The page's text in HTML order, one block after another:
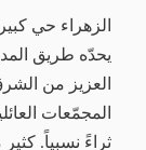
الزهراء حي
يحدّه طريق
العزيز من
المجمّعات
ثراءً نسبياً.